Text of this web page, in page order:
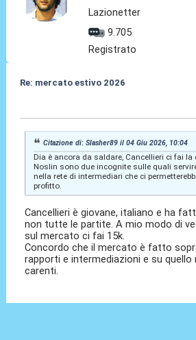
Lazionetter
9.705
Registrato
Re: mercato estivo 2026
Citazione di: Slasher89 il 04 Giu 2026, 10:04
Dia è ancora da saldare, Cancellieri ci fai la
Noslin sono due incognite sulle quali
nella rete di intermediari che ci
profitto.
Cancellieri è giovane, italiano e ha
non tutte le partite. A mio modo di
sul mercato ci fai 15k.
Concordo che il mercato è fatto
rapporti e intermediazioni e su
carenti.